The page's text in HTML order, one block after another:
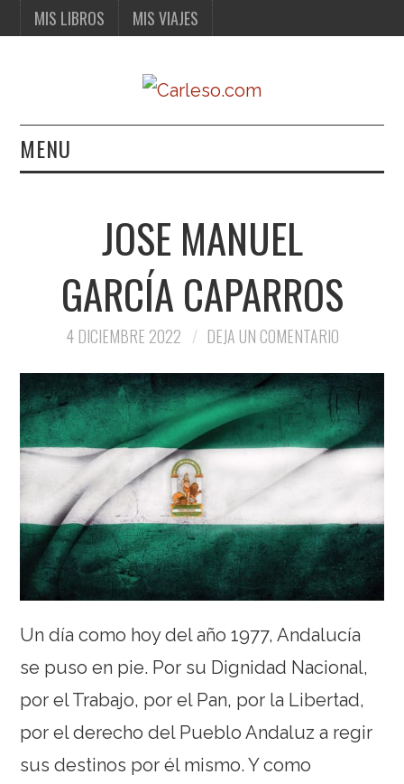
MIS LIBROS MIS VIAJES
MENU
MIS VIAJESJOSE MANUEL
GARCÍA CAPARROS
4 DICIEMBRE 2022 DEJA UN COMENTARIO
Un día como hoy del año 1977, Andalucía
se puso en pie. Por su Dignidad Nacional,
por el Trabajo, por el Pan, por la Libertad,
por el derecho del Pueblo Andaluz a regir
sus destinos por él mismo. Y como